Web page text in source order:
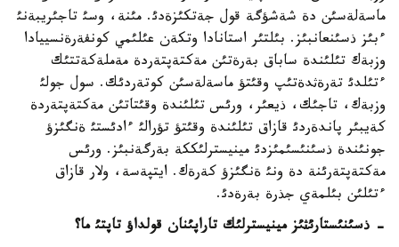
ماسةلةسئن دة شةشؤگة قول جةتكئزةدئ. مئنة، وسئ تاجئريبةنئ
ءبئز ذسئنعانبئز. بئلتئر استانادا وتكةن عئلئمي كونفةرةنسييادا
وزبةك تئلئندة ساباق بةرةتئن مةكتةپتةردة مةملةكةتتئك
ءتئلدئ تةرةثدةتئپ وقئتؤ ماسةلةسئن كوتةردئك. سول جولئ
وزبةك، تاجئك، ذيعئر، ورئس تئلئندة وقئتاتئن مةكتةپتةردة
كةيبئر پاندةردئ قازاق تئلئندة وقئتؤ تؤرالئ ءادئستئ ةنگئزؤ
جونئندة ذسئنئسئمئزدئ مينيسترلئككة بةرگةنبئز. ورئس
مةكتةپتةرئنة دة ونئ ةنگئزؤ كةرةك. ايتپةسة، ولار قازاق
ءتئلئن بئلمةي جذرة بةرةدئ.
- ذسئنئستارئثئز مينيسترلئك تاراپئنان قولداؤ تاپتئ ما؟